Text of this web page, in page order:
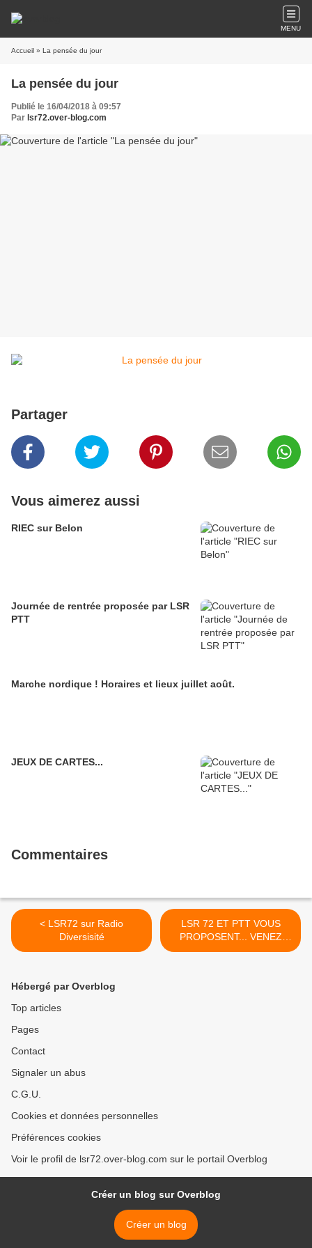
MENU
Accueil » La pensée du jour
La pensée du jour
Publié le 16/04/2018 à 09:57
Par lsr72.over-blog.com
Partager
Vous aimerez aussi
RIEC sur Belon
Journée de rentrée proposée par LSR
PTT
Marche nordique ! Horaires et lieux juillet août.
JEUX DE CARTES...
Commentaires
< LSR72 sur Radio
Diversisité
LSR 72 ET PTT VOUS
PROPOSENT... VENEZ
RÉSERVER VOS PLACES.
Hébergé par Overblog
Top articles
Pages
Contact
Signaler un abus
C.G.U.
Cookies et données personnelles
Préférences cookies
Voir le profil de lsr72.over-blog.com sur le portail Overblog
Créer un blog sur Overblog
Créer un blog